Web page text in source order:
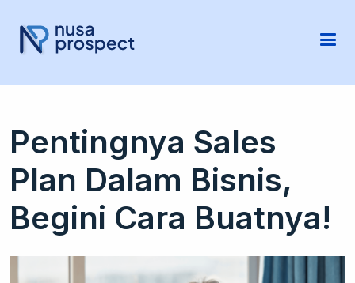
Pentingnya Sales
Plan Dalam Bisnis,
Begini Cara Buatnya!